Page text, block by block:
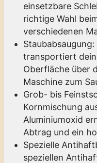
einsetzbare
richtige Wahl
verschiedenen
transportiert
Oberfläche über
Maschine zum
Grob- bis
Kornmischung
Aluminiumoxid
Abtrag und ein
Spezielle
speziellen